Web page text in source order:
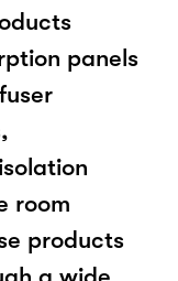
panels
room
products